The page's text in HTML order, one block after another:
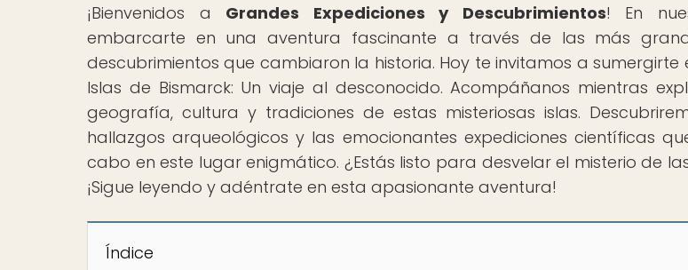
¡Bienvenidos a Grandes Expediciones y Descubrimientos! En
embarcarte en una aventura fascinante a través de las más
descubrimientos que cambiaron la historia. Hoy te invitamos a sumergirte
Islas de Bismarck: Un viaje al desconocido. Acompáñanos mientras
geografía, cultura y tradiciones de estas misteriosas islas.
hallazgos arqueológicos y las emocionantes expediciones científicas
cabo en este lugar enigmático. ¿Estás listo para desvelar el misterio de
¡Sigue leyendo y adéntrate en esta apasionante aventura!
Índice